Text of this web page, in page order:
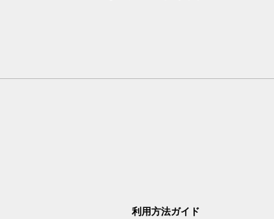
利用方法ガイド